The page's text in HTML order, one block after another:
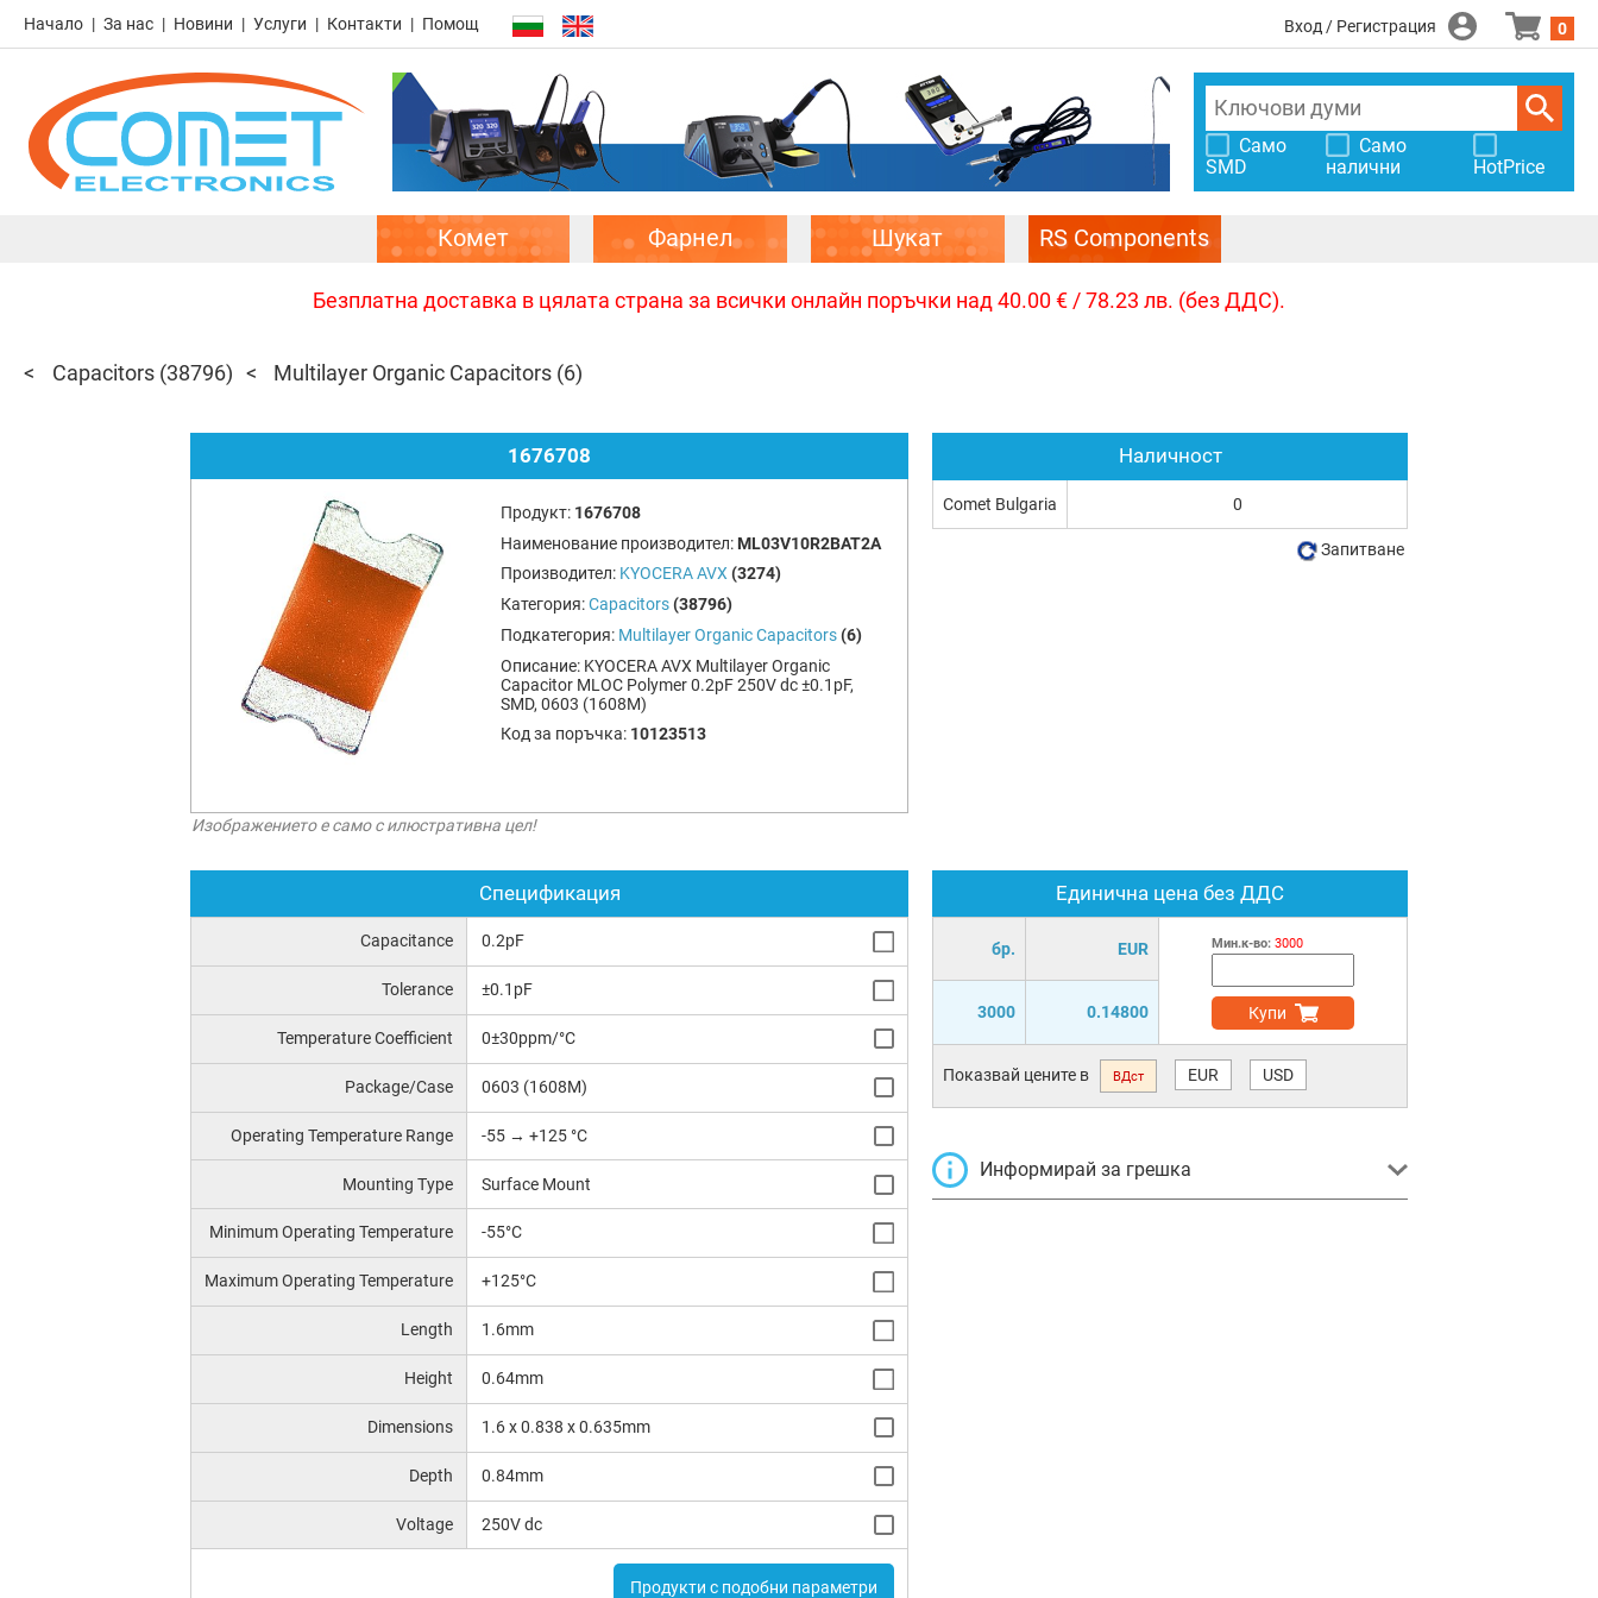
Начало За нас Новини Услуги Контакти Помощ Вход / Регистрация 0
Само
SMD
Само
налични
HotPrice
Комет Фарнел Шукат RS Components
Безплатна доставка в цялата страна за всички онлайн поръчки над 40.00 € / 78.23 лв. (без ДДС).
Capacitors (38796) Multilayer Organic Capacitors (6)
1676708
Продукт: 1676708
Наименование производител: ML03V10R2BAT2A
Производител: KYOCERA AVX (3274)
Категория:Capacitors (38796)
Подкатегория: Multilayer Organic Capacitors (6)
Описание: KYOCERA AVX Multilayer Organic
Capacitor MLOC Polymer 0.2pF 250V dc ±0.1pF,
SMD, 0603 (1608M)
Код за поръчка: 10123513
Изображението е само с илюстративна цел!
Спецификация
Capacitance 0.2pF
Tolerance ±0.1pF
Temperature Coefficient 0±30ppm/°C
Package/Case 0603 (1608M)
Operating Temperature Range -55 → +125 °C
Mounting Type Surface Mount
Minimum Operating Temperature -55°C
Maximum Operating Temperature +125°C
Length 1.6mm
Height 0.64mm
Dimensions 1.6 x 0.838 x 0.635mm
Depth 0.84mm
Voltage 250V dc
Продукти с подобни параметри
Единична цена без ДДС
бр. EUR
3000 0.14800
Мин.к-во: 3000
Купи
Показвай цените в ВДст EUR USD
Информирай за грешка
Наличност
Comet Bulgaria 0
Запитване